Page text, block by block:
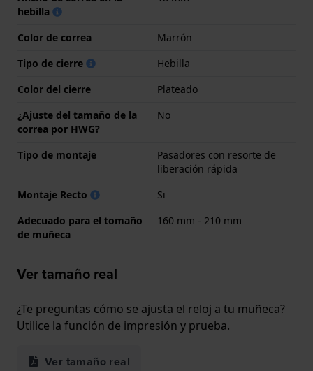
hebilla
Color de correa
Marrón
Tipo de cierre
Hebilla
Color del cierre
Plateado
¿Ajuste del tamaño de la
correa por HWG?
No
Tipo de montaje
Pasadores con resorte de
liberación rápida
Montaje Recto
Si
Adecuado para el tomaño
de muñeca
160 mm - 210 mm
Ver tamaño real
¿Te preguntas cómo se ajusta el reloj a tu muñeca?
Utilice la función de impresión y prueba.
Ver tamaño real